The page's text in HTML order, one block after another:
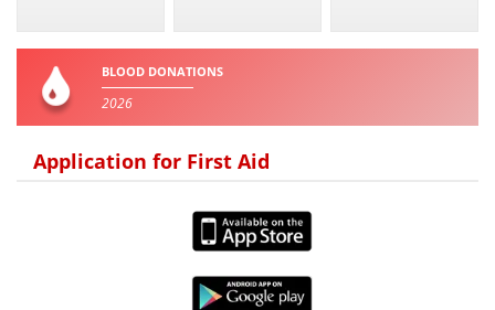
BLOOD DONATIONS
2026
Application for First Aid